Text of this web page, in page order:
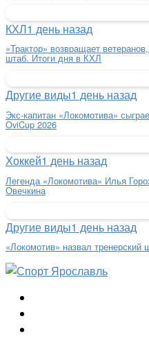
КХЛ1 день назад
«Трактор» возвращает
штаб. Итоги дня в КХЛ
Другие виды1 день назад
Экс-капитан «Локомотива»
OviCup 2026
Хоккей1 день назад
Легенда «Локомотива» Илья
Овечкина
Другие виды1 день назад
«Локомотив» назвал тренерский